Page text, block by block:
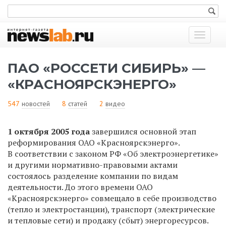
Показать
меню
ПАО «РОССЕТИ СИБИРЬ» —
«КРАСНОЯРСКЭНЕРГО»
547 новостей 8 статей 2 видео
1 октября 2005 годазавершился основной этап
реформирования ОАО «Красноярскэнерго».
В соответствии с законом РФ «Об электроэнергетике»
и другими нормативно-правовыми актами
состоялось разделение компании по видам
деятельности. До этого времени ОАО
«Красноярскэнерго» совмещало в себе производство
(тепло и электростанции), транспорт (электрические
и тепловые сети) и продажу (сбыт) энергоресурсов.